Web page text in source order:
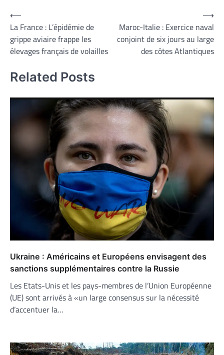
Navigation
de
l’article
⟵
La France : L’épidémie de
grippe aviaire frappe les
élevages français de volailles
Maroc-Italie : Exercice naval
conjoint de six jours au large
des côtes Atlantiques
⟶
Related Posts
Ukraine : Américains et Européens envisagent des
sanctions supplémentaires contre la Russie
Les Etats-Unis et les pays-membres de l’Union Européenne
(UE) sont arrivés à «un large consensus sur la nécessité
d’accentuer la…